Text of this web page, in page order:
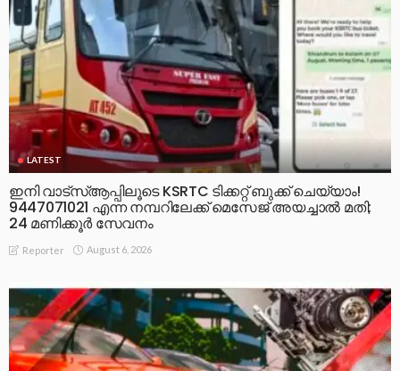
LATEST
ഇനി വാട്‌സ്ആപ്പിലൂടെ KSRTC ടിക്കറ്റ് ബുക്ക് ചെയ്യാം!
9447071021 എന്ന നമ്പറിലേക്ക് മെസേജ് അയച്ചാൽ മതി;
24 മണിക്കൂർ സേവനം
Reporter August 6, 2026